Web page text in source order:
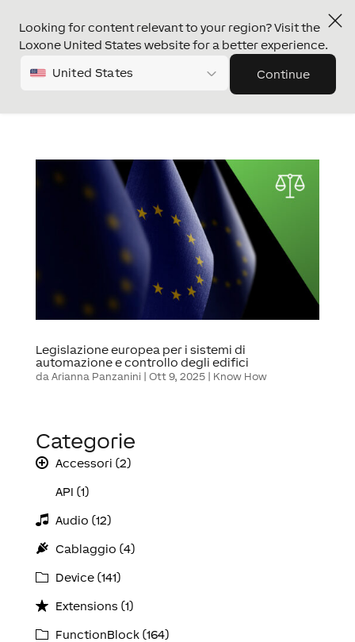
Looking for content relevant to your region? Visit the
Loxone United States website for a better experience.
United States Continue
Legislazione europea per i sistemi di
automazione e controllo degli edifici
da Arianna Panzanini| Ott 9, 2025| Know How
Categorie
Accessori (2)
API (1)
Audio (12)
Cablaggio (4)
Device (141)
Extensions (1)
FunctionBlock (164)